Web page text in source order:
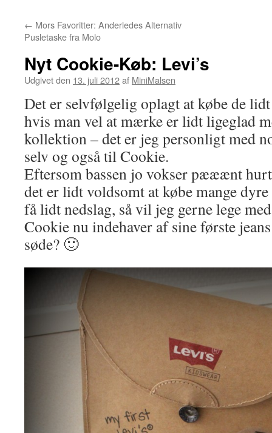
← Mors Favoritter: Anderledes Alternativ
Pusletaske fra Molo
Nyt Cookie-Køb: Levi’s
Udgivet den 13. juli 2012af MiniMalsen
Det er selvfølgelig oplagt at købe de
hvis man vel at mærke er lidt ligeglad
kollektion – det er jeg personligt med
selv og også til Cookie.
Eftersom bassen jo vokser pææænt
det er lidt voldsomt at købe mange
få lidt nedslag, så vil jeg gerne lege
Cookie nu indehaver af sine første
søde? 🙂